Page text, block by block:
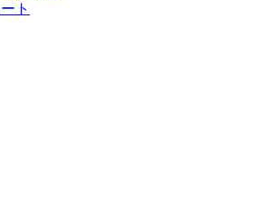
ト